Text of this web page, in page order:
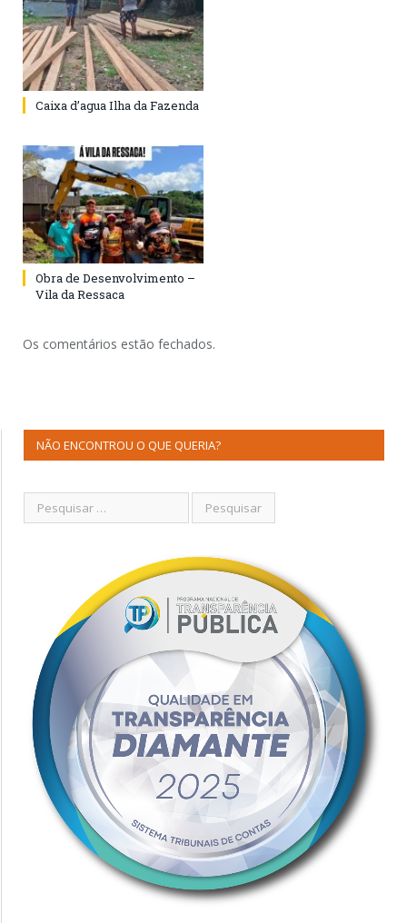
Caixa d’agua Ilha da Fazenda
Obra de Desenvolvimento –
Vila da Ressaca
Os comentários estão fechados.
NÃO ENCONTROU O QUE QUERIA?